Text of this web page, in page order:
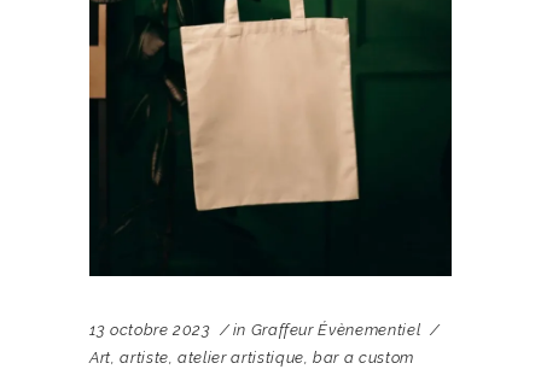
13 octobre 2023 in Graffeur Évènementiel
Art ,artiste ,atelier artistique ,bar a custom